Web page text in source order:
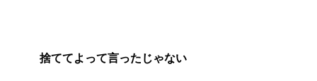
捨ててよって言ったじゃない